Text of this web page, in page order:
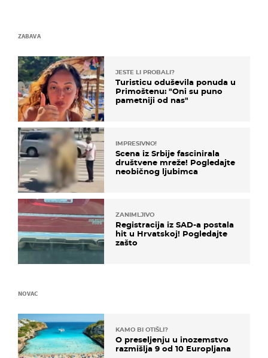
ZABAVA
JESTE LI PROBALI?
Turisticu oduševila ponuda u
Primoštenu: "Oni su puno
pametniji od nas"
IMPRESIVNO!
Scena iz Srbije fascinirala
društvene mreže! Pogledajte
neobičnog ljubimca
ZANIMLJIVO
Registracija iz SAD-a postala
hit u Hrvatskoj! Pogledajte
zašto
NOVAC
KAMO BI OTIŠLI?
O preseljenju u inozemstvo
razmišlja 9 od 10 Europljana